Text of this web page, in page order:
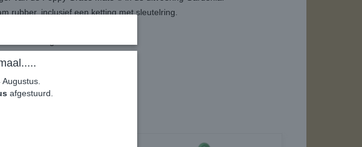
rubber, inclusief een ketting met sleutelring.
afgestuurd.